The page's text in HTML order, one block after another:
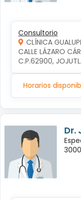
Consultorio
CLÍNICA
CALLE LÁZARO
C.P.62900,
Horarios
Dr.